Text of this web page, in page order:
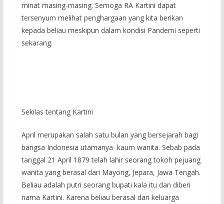
minat masing-masing. Semoga RA Kartini dapat
tersenyum melihat penghargaan yang kita berikan
kepada beliau meskipun dalam kondisi Pandemi seperti
sekarang.
Sekilas tentang Kartini
April merupakan salah satu bulan yang bersejarah bagi
bangsa Indonesia utamanya kaum wanita. Sebab pada
tanggal 21 April 1879 telah lahir seorang tokoh pejuang
wanita yang berasal dari Mayong, Jepara, Jawa Tengah.
Beliau adalah putri seorang bupati kala itu dan diberi
nama Kartini. Karena beliau berasal dari keluarga